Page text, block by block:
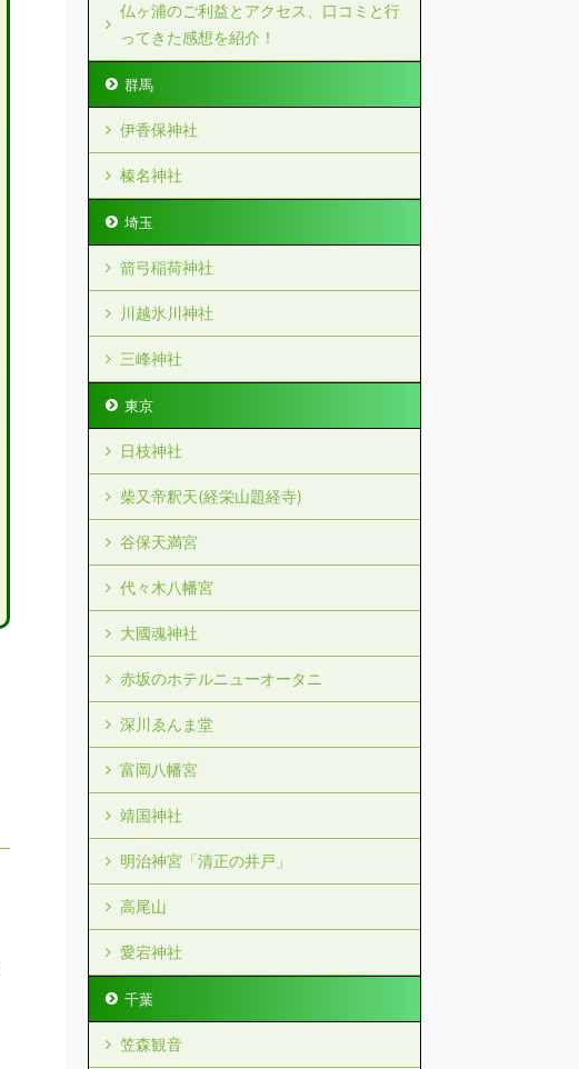
仏ヶ浦のご利益とアクセス、口コミと行
ってきた感想を紹介！
群馬
伊香保神社
榛名神社
埼玉
箭弓稲荷神社
川越氷川神社
三峰神社
東京
日枝神社
柴又帝釈天(経栄山題経寺)
谷保天満宮
代々木八幡宮
大國魂神社
赤坂のホテルニューオータニ
深川ゑんま堂
富岡八幡宮
靖国神社
明治神宮「清正の井戸」
高尾山
愛宕神社
千葉
笠森観音